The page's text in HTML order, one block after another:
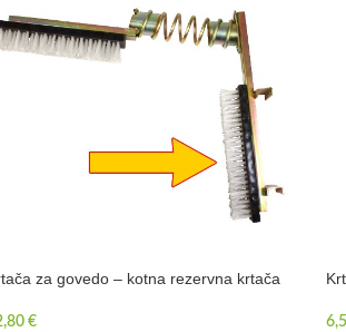
za govedo – kotna rezervna krtača
€